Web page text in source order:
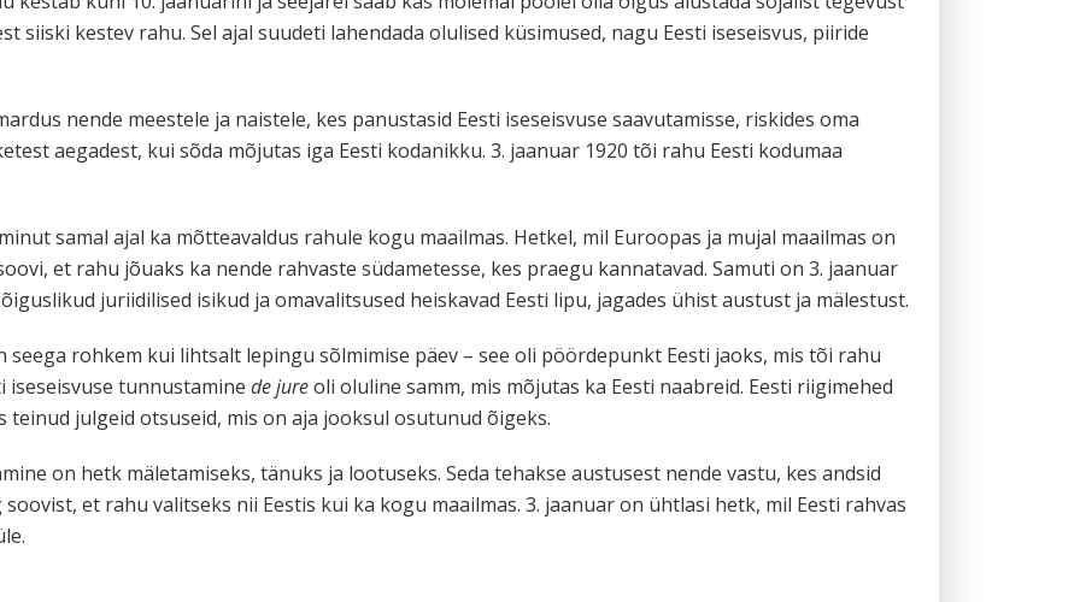
siiski kestev rahu. Sel ajal suudeti lahendada olulised küsimused, nagu Eesti iseseisvus, piiride
nende meestele ja naistele, kes panustasid Eesti iseseisvuse saavutamisse, riskides oma
aegadest, kui sõda mõjutas iga Eesti kodanikku. 3. jaanuar 1920 tõi rahu Eesti kodumaa
samal ajal ka mõtteavaldus rahule kogu maailmas. Hetkel, mil Euroopas ja mujal maailmas on
et rahu jõuaks ka nende rahvaste südametesse, kes praegu kannatavad. Samuti on 3. jaanuar
juriidilised isikud ja omavalitsused heiskavad Eesti lipu, jagades ühist austust ja mälestust.
seega rohkem kui lihtsalt lepingu sõlmimise päev – see oli pöördepunkt Eesti jaoks, mis tõi rahu
iseseisvuse tunnustamine de jureoli oluline samm, mis mõjutas ka Eesti naabreid. Eesti riigimehed
julgeid otsuseid, mis on aja jooksul osutunud õigeks.
on hetk mäletamiseks, tänuks ja lootuseks. Seda tehakse austusest nende vastu, kes andsid
et rahu valitseks nii Eestis kui ka kogu maailmas. 3. jaanuar on ühtlasi hetk, mil Eesti rahvas